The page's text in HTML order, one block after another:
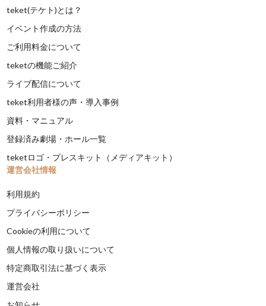
teket(テケト)とは？
イベント作成の方法
ご利用料金について
teketの機能ご紹介
ライブ配信について
teket利用者様の声・導入事例
資料・マニュアル
登録済み劇場・ホール一覧
teketロゴ・プレスキット（メディアキット）
運営会社情報
利用規約
プライバシーポリシー
Cookieの利用について
個人情報の取り扱いについて
特定商取引法に基づく表示
運営会社